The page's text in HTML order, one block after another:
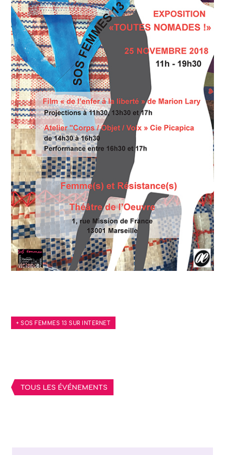
+ SOS FEMMES 13 SUR INTERNET
TOUS LES ÉVÉNEMENTS